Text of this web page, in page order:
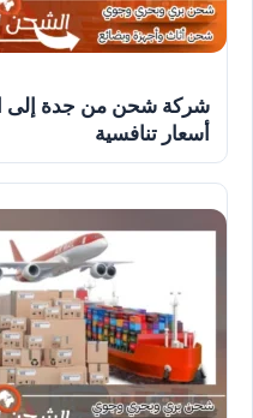
أسعار تنافسية